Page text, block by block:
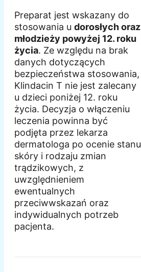
Preparat jest wskazany do
stosowania u dorosłych oraz
młodzieży powyżej 12. roku
życia. Ze względu na brak
danych dotyczących
bezpieczeństwa stosowania,
Klindacin T nie jest zalecany
u dzieci poniżej 12. roku
życia. Decyzja o włączeniu
leczenia powinna być
podjęta przez lekarza
dermatologa po ocenie stanu
skóry i rodzaju zmian
trądzikowych, z
uwzględnieniem
ewentualnych
przeciwwskazań oraz
indywidualnych potrzeb
pacjenta.